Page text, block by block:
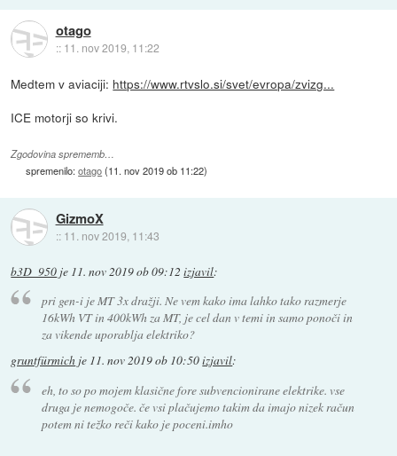
otago
:: 11. nov 2019, 11:22
Medtem v aviaciji: https://www.rtvslo.si/svet/evropa/zvizg...
ICE motorji so krivi.
Zgodovina sprememb…
spremenilo:otago(11. nov 2019 ob 11:22)
GizmoX
:: 11. nov 2019, 11:43
b3D_950 je 11. nov 2019 ob 09:12 izjavil:
pri gen-i je MT 3x dražji. Ne vem kako ima lahko tako razmerje
16kWh VT in 400kWh za MT, je cel dan v temi in samo ponoči in
za vikende uporablja elektriko?
gruntfürmich je 11. nov 2019 ob 10:50izjavil:
eh, to so po mojem klasične fore subvencionirane elektrike. vse
druga je nemogoče. če vsi plačujemo takim da imajo nizek račun
potem ni težko reči kako je poceni.imho